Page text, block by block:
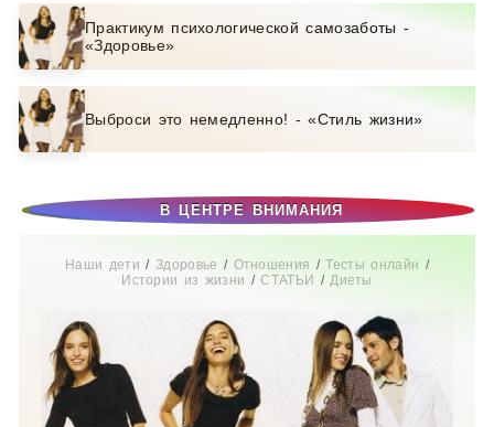
Практикум психологической самозаботы -
«Здоровье»
Выброси это немедленно! - «Стиль жизни»
В ЦЕНТРЕ ВНИМАНИЯ
Наши дети / Здоровье / Отношения /Тесты онлайн /
Истории из жизни /СТАТЬИ / Диеты